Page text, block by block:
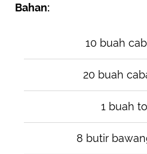
Bahan:
10 buah
20 buah
1 buah
8 butir